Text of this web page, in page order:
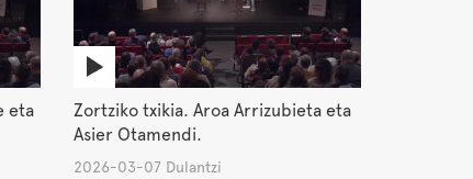
eta
Zortziko txikia. Aroa Arrizubieta eta
Asier Otamendi.
2026-03-07 Dulantzi